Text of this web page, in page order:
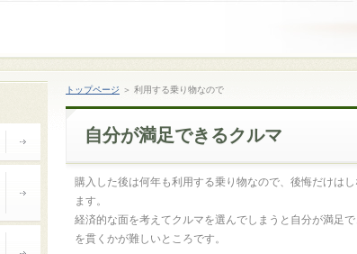
トップページ ＞ 利用する乗り物なので
自分が満足できるクルマ
購入した後は何年も利用する乗り物なので、後悔だけは
ます。
経済的な面を考えてクルマを選んでしまうと自分が満足
を貫くかが難しいところです。